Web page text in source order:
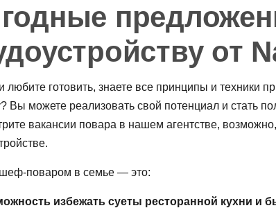
от
любите готовить, знаете все принципы и техники
Вы можете реализовать свой потенциал и стать
вакансии повара в нашем агентстве,
поваром в семье — это:
избежать суеты ресторанной кухни